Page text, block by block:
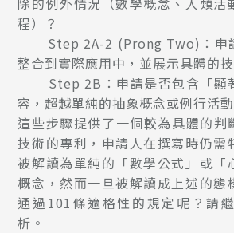
程）？
Step 2A-2 (Prong Two)：申
整合到實際應用中，並展示具體的
Step 2B：申請是否包含「顯
容，超越單純的抽象概念或例行活動
這些步驟提供了一個較為具體的判
技術的專利，申請人在撰寫時仍需
被解讀為單純的「數學公式」或「
概念，然而一旦被解讀成上述的態
通過101條適格性的規定呢？請
析。